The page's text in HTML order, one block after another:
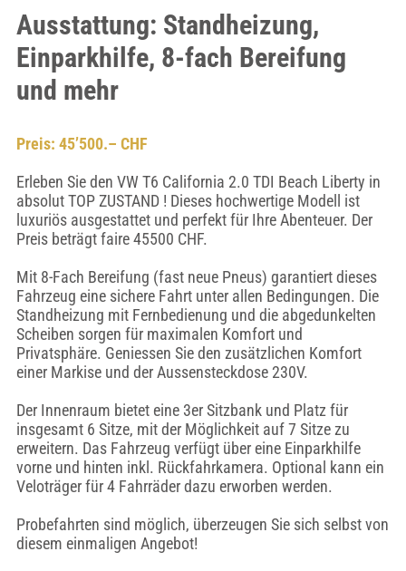
Ausstattung: Standheizung,
Einparkhilfe, 8-fach Bereifung
und mehr
Preis: 45’500.– CHF
Erleben Sie den VW T6 California 2.0 TDI Beach Liberty in
absolut TOP ZUSTAND ! Dieses hochwertige Modell ist
luxuriös ausgestattet und perfekt für Ihre Abenteuer. Der
Preis beträgt faire 45500 CHF.
Mit 8-Fach Bereifung (fast neue Pneus) garantiert dieses
Fahrzeug eine sichere Fahrt unter allen Bedingungen. Die
Standheizung mit Fernbedienung und die abgedunkelten
Scheiben sorgen für maximalen Komfort und
Privatsphäre. Geniessen Sie den zusätzlichen Komfort
einer Markise und der Aussensteckdose 230V.
Der Innenraum bietet eine 3er Sitzbank und Platz für
insgesamt 6 Sitze, mit der Möglichkeit auf 7 Sitze zu
erweitern. Das Fahrzeug verfügt über eine Einparkhilfe
vorne und hinten inkl. Rückfahrkamera. Optional kann ein
Veloträger für 4 Fahrräder dazu erworben werden.
Probefahrten sind möglich, überzeugen Sie sich selbst von
diesem einmaligen Angebot!